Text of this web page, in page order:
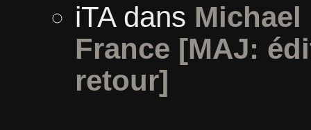
iTAdans
France [MAJ:
retour]